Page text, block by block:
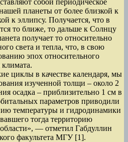
планеты от более близкой к
к эллипсу. Получается, что в
то ближе, то дальше к Солнцу
получает то относительно
света и тепла, что, в свою
эпох относительного
циклы в качестве календаря, мы
изученной толщи – около 2
осадка – приблизительно 1 см в
параметров приводили
температуры и гидродинамики
тогда территорию
— отметил Габдуллин
факультета МГУ [1].